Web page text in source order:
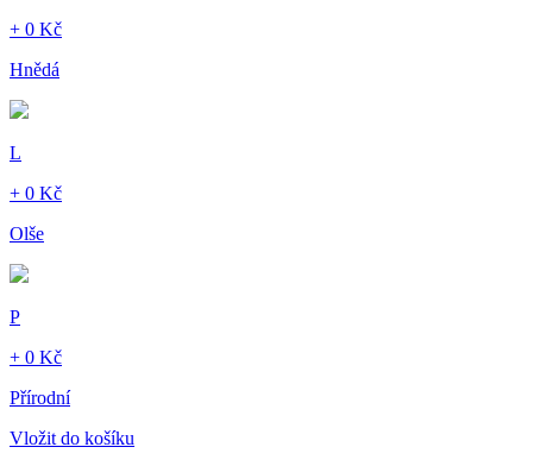
+ 0 Kč
Hnědá
L
+ 0 Kč
Olše
P
+ 0 Kč
Přírodní
Vložit do košíku